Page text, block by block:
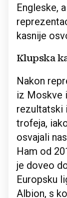
Engleske,
kasnije
Klupska
Nakon
iz Moskve
rezultatski
trofeja,
osvajali
Ham od
je doveo
Europsku
Albion, s